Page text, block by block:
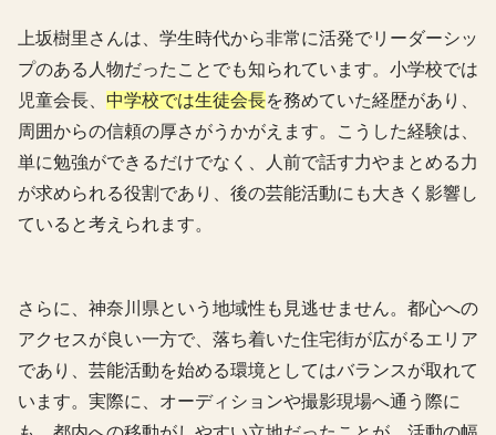
上坂樹里さんは、学生時代から非常に活発でリーダーシッ
プのある人物だったことでも知られています。小学校では
児童会長、 中学校では生徒会長を務めていた経歴があり、
周囲からの信頼の厚さがうかがえます。こうした経験は、
単に勉強ができるだけでなく、人前で話す力やまとめる力
が求められる役割であり、後の芸能活動にも大きく影響し
ていると考えられます。
さらに、神奈川県という地域性も見逃せません。都心への
アクセスが良い一方で、落ち着いた住宅街が広がるエリア
であり、芸能活動を始める環境としてはバランスが取れて
います。実際に、オーディションや撮影現場へ通う際に